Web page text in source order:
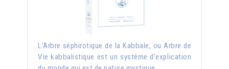
L’Arbre séphirotique de la Kabbale, ou Arbre de
Vie kabbalistique est un système d’explication